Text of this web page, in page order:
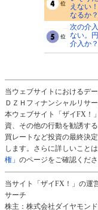
えない
なるか
次の介
ない。
介入か
当ウェブサイトにおけるデ
ＤＺＨフィナンシャルリサ
本ウェブサイト「ザイFX！
資、その他の行動を勧誘す
買レートなど投資の最終決
します。さらに詳しいことは
権」 のページをご確認くださ
当サイト「ザイFX！」の運
サーチ
株主：株式会社ダイヤモンド